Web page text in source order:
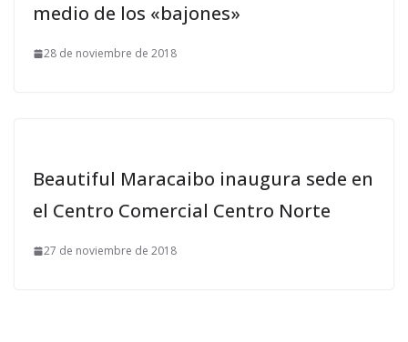
medio de los «bajones»
28 de noviembre de 2018
Beautiful Maracaibo inaugura sede en
el Centro Comercial Centro Norte
27 de noviembre de 2018